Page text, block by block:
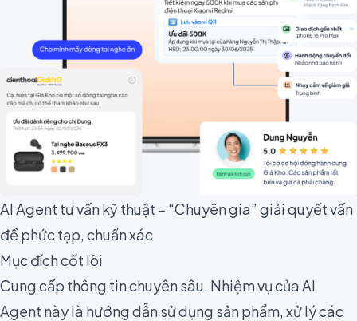
AI Agent tư vấn kỹ thuật – “Chuyên gia” giải quyết vấn
đề phức tạp, chuẩn xác
Mục đích cốt lõi
Cung cấp thông tin chuyên sâu. Nhiệm vụ của AI
Agent này là hướng dẫn sử dụng sản phẩm, xử lý các